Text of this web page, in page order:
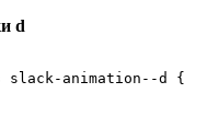
d
slack-animation--d {